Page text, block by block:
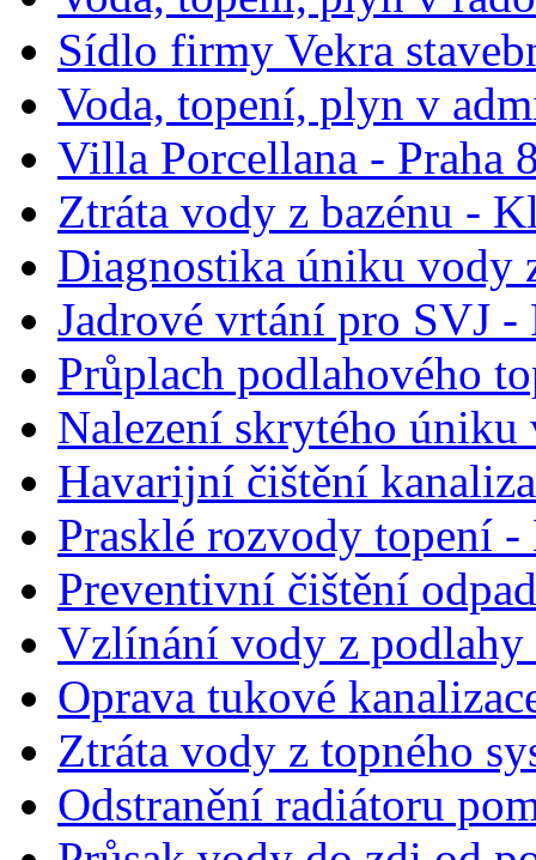
Sídlo firmy Vekra
Voda, topení, plyn v
Villa Porcellana - Praha
Ztráta vody z bazénu -
Diagnostika úniku vody
Jadrové vrtání pro SVJ -
Průplach podlahového
Nalezení skrytého úniku
Havarijní čištění
Prasklé rozvody topení -
Preventivní čištění
Vzlínání vody z podlahy
Oprava tukové
Ztráta vody z topného
Odstranění radiátoru